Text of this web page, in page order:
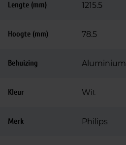
Lengte (mm) 1215.5
Hoogte (mm) 78.5
Behuizing Aluminium
Kleur Wit
Merk Philips